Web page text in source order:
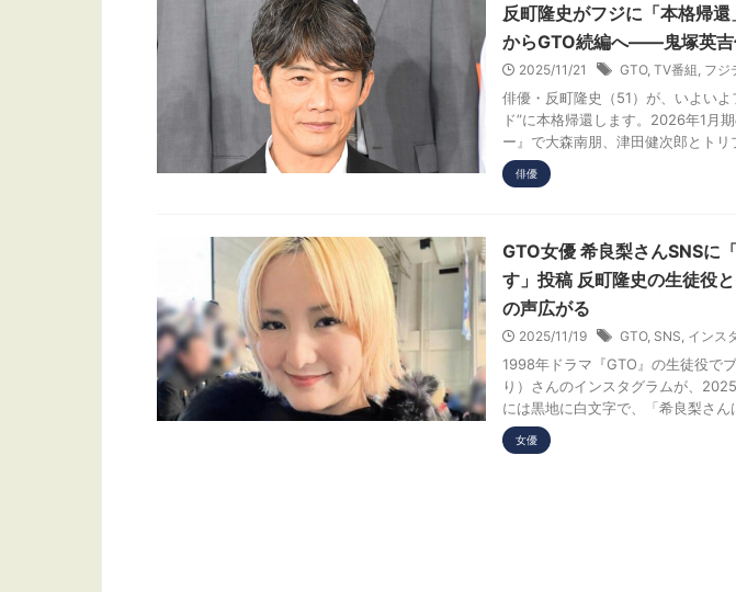
反町隆史がフジに「本格帰
からGTO続編へ――鬼塚英吉
2025/11/21 GTO, TV番組 フジ
俳優・反町隆史（51）が、いよい
ド”に本格帰還します。2026年1月
ー』で大森南朋、津田健次郎とト
俳優
GTO女優 希良梨さんSNSに
す」投稿 反町隆史の生徒役
の声広がる
2025/11/19 GTO, SNS インス
1998年ドラマ『GTO』の生徒役で
り）さんのインスタグラムが、
には黒地に白文字で、「希良梨さ
女優